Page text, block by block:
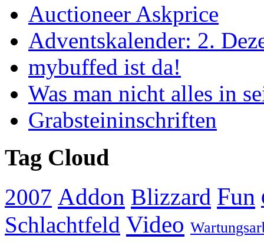
Auctioneer Askprice
Adventskalender: 2.
mybuffed ist da!
Was man nicht alles in
Grabsteininschriften
Tag Cloud
2007 Addon Blizzard Fun
Schlachtfeld Video